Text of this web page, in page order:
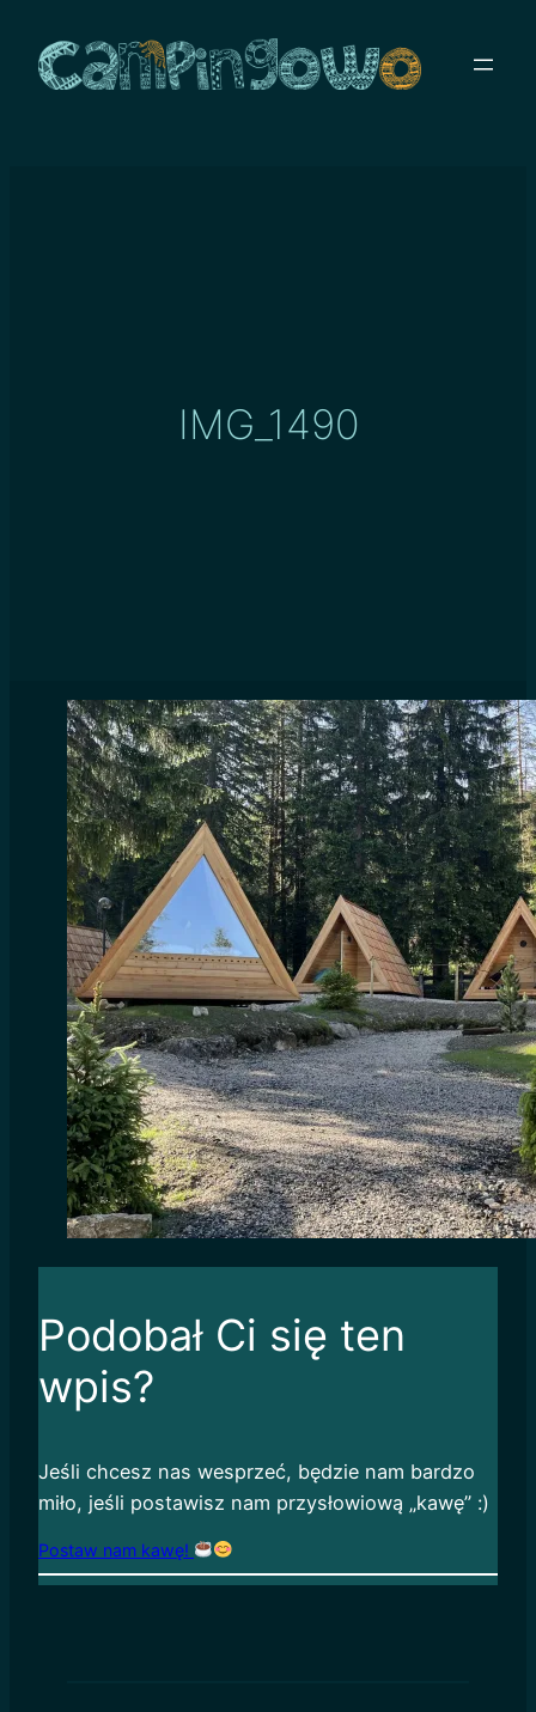
treści
IMG_1490
Podobał Ci się ten
wpis?
Jeśli chcesz nas wesprzeć, będzie nam bardzo
miło, jeśli postawisz nam przysłowiową „kawę” :)
Postaw nam kawę!